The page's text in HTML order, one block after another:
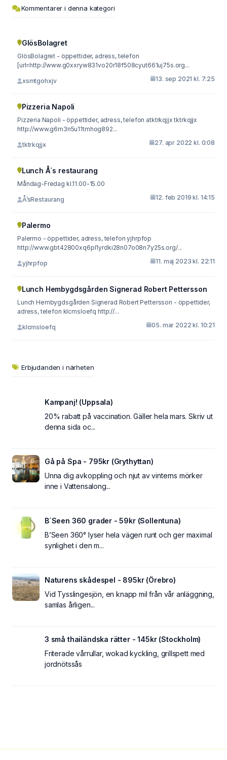
Kommentarer i denna kategori
GlösBolagret
GlösBolagret - öppettider, adress, telefon
[url=http://www.g0xxryw831vo20r18f508cyut661uj75s.org...
xsmtgohxjv 13. sep 2021 kl. 7:25
Pizzeria Napoli
Pizzeria Napoli - öppettider, adress, telefon atktrkqjjx tktrkqjjx
http://www.g6m3n5u11tmhog892...
tktrkqjjx 27. apr 2022 kl. 0:08
Lunch Å´s restaurang
Måndag-Fredag kl.11.00-15.00
Å’sRestaurang 12. feb 2019 kl. 14:15
Palermo
Palermo - öppettider, adress, telefon yjhrpfop
http://www.gbt42800xq6pl1yrdki28n07o08n7y25s.org/...
yjhrpfop 11. maj 2023 kl. 22:11
Lunch Hembygdsgården Signerad Robert Pettersson
Lunch Hembygdsgården Signerad Robert Pettersson - öppettider,
adress, telefon klcmsloefq http://...
klcmsloefq 05. mar 2022 kl. 10:21
Erbjudanden i närheten
Kampanj! (Uppsala)
20% rabatt på vaccination. Gäller hela mars. Skriv ut
denna sida oc...
Gå på Spa - 795kr (Grythyttan)
Unna dig avkoppling och njut av vinterns mörker
inne i Vattensalong...
B´Seen 360 grader - 59kr (Sollentuna)
B’Seen 360° lyser hela vägen runt och ger maximal
synlighet i den m...
Naturens skådespel - 895kr (Örebro)
Vid Tysslingesjön, en knapp mil från vår anläggning,
samlas årligen...
3 små thailändska rätter - 145kr (Stockholm)
Friterade vårrullar, wokad kyckling, grillspett med
jordnötssås